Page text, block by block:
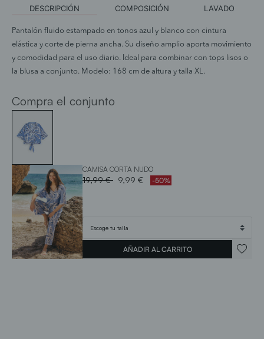
DESCRIPCIÓN COMPOSICIÓN LAVADO
Pantalón fluido estampado en tonos azul y blanco con cintura
elástica y corte de pierna ancha. Su diseño amplio aporta movimiento
y comodidad para el uso diario. Ideal para combinar con tops lisos o
la blusa a conjunto. Modelo: 168 cm de altura y talla XL.
Compra el conjunto
CAMISA CORTA NUDO
Price reduced from
19,99 €to9,99 € -50%
AÑADIR AL CARRITO